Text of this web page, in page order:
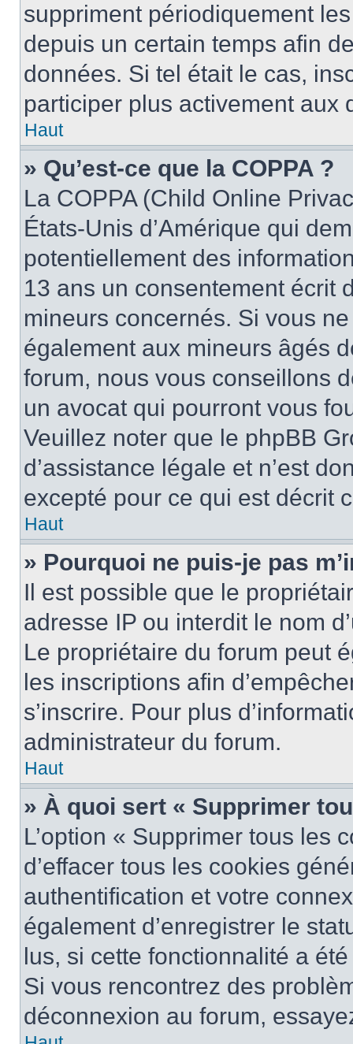
suppriment périodiquement
depuis un certain temps afin
données. Si tel était le cas,
participer plus activement aux
Haut
» Qu’est-ce que la COPPA ?
La COPPA (Child Online
États-Unis d’Amérique qui
potentiellement des
13 ans un consentement écrit
mineurs concernés. Si vous
également aux mineurs âgés
forum, nous vous conseillons
un avocat qui pourront vous
Veuillez noter que le phpBB
d’assistance légale et n’est
excepté pour ce qui est décrit
Haut
» Pourquoi ne puis-je pas
Il est possible que le
adresse IP ou interdit le nom
Le propriétaire du forum peut
les inscriptions afin
s’inscrire. Pour plus
administrateur du forum.
Haut
» À quoi sert « Supprimer
L’option « Supprimer tous les
d’effacer tous les cookies
authentification et votre
également d’enregistrer le
lus, si cette fonctionnalité a
Si vous rencontrez des
déconnexion au forum,